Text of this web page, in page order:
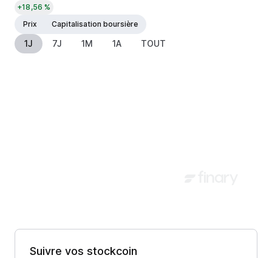
+18,56 %
Prix
Capitalisation boursière
1J 7J 1M 1A TOUT
Suivre vos stockcoin